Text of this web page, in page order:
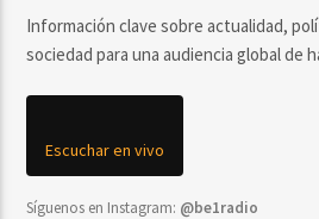
Información clave sobre actualidad,
sociedad para una audiencia global de
Escuchar en vivo
Síguenos en Instagram: @be1radio